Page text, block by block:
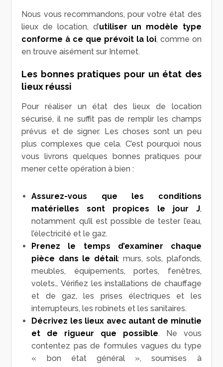
Nous vous recommandons, pour votre état des
lieux de location, d’utiliser un modèle type
conforme à ce que prévoit la loi, comme on
en trouve aisément sur Internet.
Les bonnes pratiques pour un état des
lieux réussi
Pour réaliser un état des lieux de location
sécurisé, il ne suffit pas de remplir les champs
prévus et de signer. Les choses sont un peu
plus complexes que cela. C’est pourquoi nous
vous livrons quelques bonnes pratiques pour
mener cette opération à bien :
Assurez-vous que les conditions
matérielles sont propices le jour J,
notamment qu’il est possible de tester l’eau,
l’électricité et le gaz.
Prenez le temps d’examiner chaque
pièce dans le détail: murs, sols, plafonds,
meubles, équipements, portes, fenêtres,
volets… Vérifiez les installations de chauffage
et de gaz, les prises électriques et les
interrupteurs, les robinets et les sanitaires.
Décrivez les lieux avec autant de minutie
et de rigueur que possible. Ne vous
contentez pas de formules vagues du type
« bon état général », soumises à